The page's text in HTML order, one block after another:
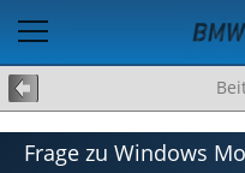
Frage zu Windows